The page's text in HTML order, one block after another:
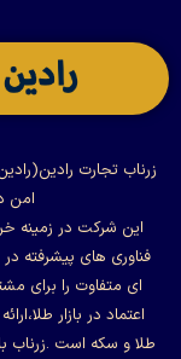
امن
این شرکت در زمینه
فناوری های پیشرفته
ای متفاوت را برای
اعتماد در بازار
طلا و سکه است .زرناب